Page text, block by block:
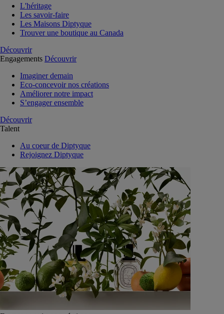
L'héritage
Les savoir-faire
Les Maisons Diptyque
Trouver une boutique au Canada
Découvrir
Engagements Découvrir
Imaginer demain
Eco-concevoir nos créations
Améliorer notre impact
S’engager ensemble
Découvrir
Talent
Au coeur de Diptyque
Rejoignez Diptyque